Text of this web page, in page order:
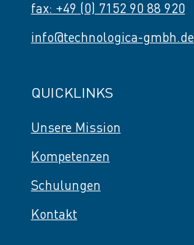
fax: +49 (0) 7152 90 88 920
info@technologica-gmbh.de
QUICKLINKS
Unsere Mission
Kompetenzen
Schulungen
Kontakt